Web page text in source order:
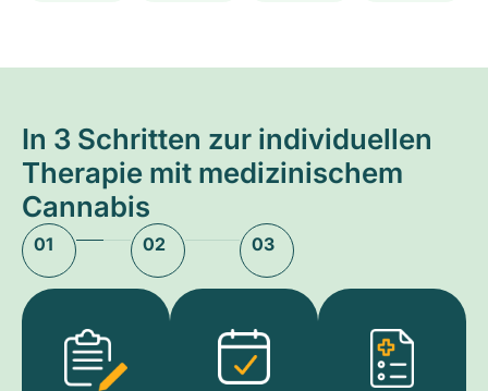
In 3 Schritten zur individuellen
Therapie mit medizinischem
Cannabis
01 02 03